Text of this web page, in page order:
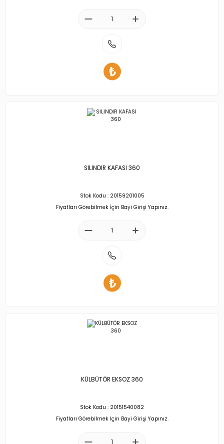
SİLİNDİR KAFASI 360
Stok Kodu : 20159201005
Fiyatları Görebilmek İçin Bayi Girişi Yapınız.
KÜLBÜTÖR EKSOZ 360
Stok Kodu : 20151540082
Fiyatları Görebilmek İçin Bayi Girişi Yapınız.